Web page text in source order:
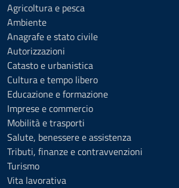
Agricoltura e pesca
Ambiente
Anagrafe e stato civile
Autorizzazioni
Catasto e urbanistica
Cultura e tempo libero
Educazione e formazione
Imprese e commercio
Mobilità e trasporti
Salute, benessere e assistenza
Tributi, finanze e contravvenzioni
Turismo
Vita lavorativa